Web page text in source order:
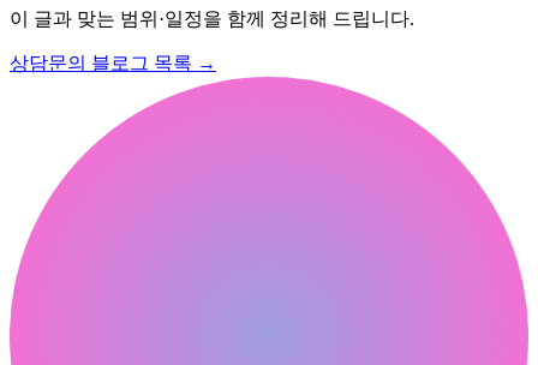
이 글과 맞는 범위·일정을 함께 정리해 드립니다.
상담문의 블로그 목록 →